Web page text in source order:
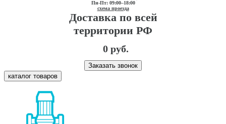
Пн-Пт: 09:00–18:00
схема проезда
Доставка по всей
территории РФ
0 руб.
Заказать звонок
каталог товаров